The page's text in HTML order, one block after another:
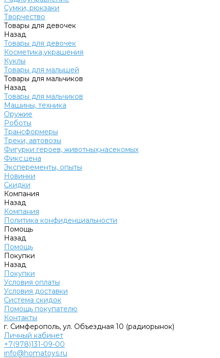
Сумки, рюкзаки
Творчество
Товары для девочек
Назад
Товары для девочек
Косметика,украшения
Куклы
Товары для малышей
Товары для мальчиков
Назад
Товары для мальчиков
Машины, техника
Оружие
Роботы
Трансформеры
Треки, автовозы
Фигурки героев, животных,насекомых
Фикс.цена
Эксперементы, опыты
Новинки
Скидки
Компания
Назад
Компания
Политика конфиденциальности
Помощь
Назад
Помощь
Покупки
Назад
Покупки
Условия оплаты
Условия доставки
Система скидок
Помощь покупателю
Контакты
г. Симферополь, ул. Объездная 10 (радиорынок)
Личный кабинет
+7(978)131-09-00
info@homatoys.ru